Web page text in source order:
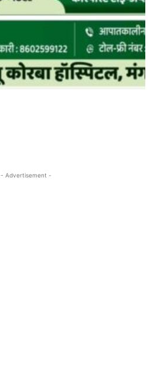
- Advertisement -